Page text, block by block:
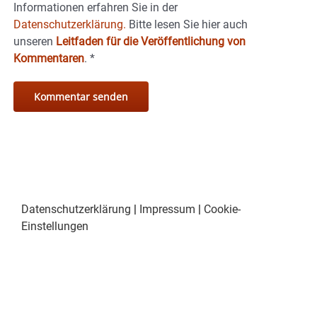
Informationen erfahren Sie in der
Datenschutzerklärung. Bitte lesen Sie hier auch
unseren Leitfaden für die Veröffentlichung von
Kommentaren. *
Datenschutzerklärung Impressum
Cookie-
Einstellungen